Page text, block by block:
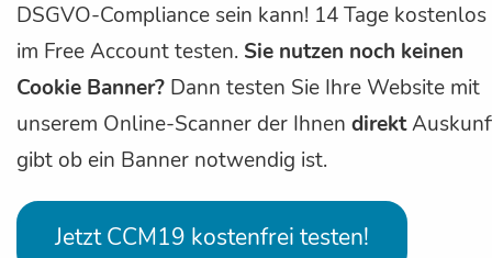
DSGVO-Compliance sein kann! 14 Tage kostenlos
im Free Account testen. Sie nutzen noch keinen
Cookie Banner? Dann testen Sie Ihre Website mit
unserem Online-Scanner der Ihnen direkt
gibt ob ein Banner notwendig ist.
Jetzt CCM19 kostenfrei testen!